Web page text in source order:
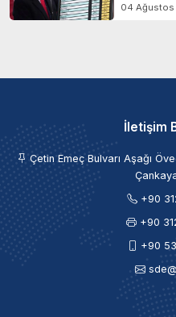
04 Ağustos
İletişim
Çetin Emeç Bulvarı Aşağı
+90
+90
+90